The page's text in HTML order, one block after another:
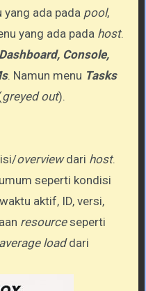
ada pada pool,
yang ada pada host.
Dashboard, Console,
. Namun menu Tasks
greyed out).
overviewdari host.
seperti kondisi
aktif, ID, versi,
resourceseperti
average loaddari